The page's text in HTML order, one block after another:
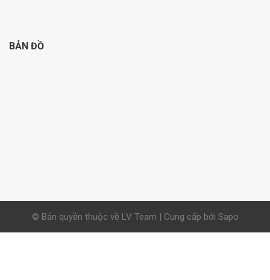
BẢN ĐỒ
© Bản quyền thuộc về LV Team | Cung cấp bởi Sapo